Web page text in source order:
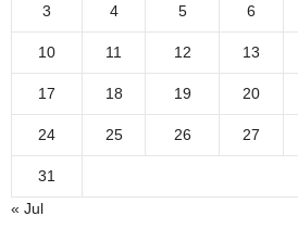
3 4 5 6
10 11 12 13
17 18 19 20
24 25 26 27
31
« Jul